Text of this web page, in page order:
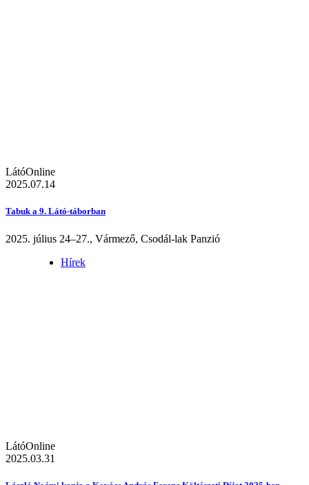
LátóOnline
2025.07.14
Tabuk a 9. Látó-táborban
2025. július 24–27., Vármező, Csodál-lak Panzió
Hírek
LátóOnline
2025.03.31